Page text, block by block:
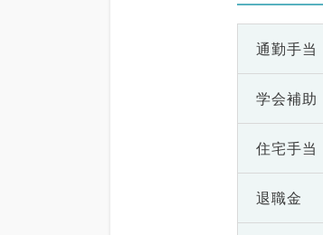
通勤手当
学会補助
住宅手当
退職金